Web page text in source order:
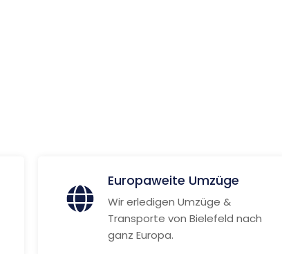
Europaweite Umzüge
Wir erledigen Umzüge &
Transporte von Bielefeld nach
ganz Europa.